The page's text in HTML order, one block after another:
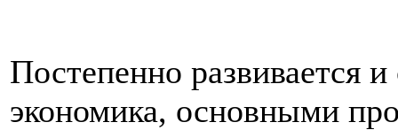
Постепенно развивается и
экономика, основными